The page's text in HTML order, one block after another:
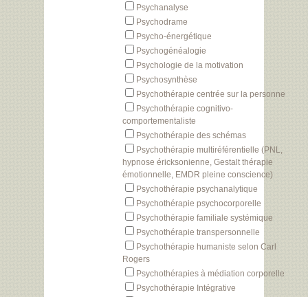
Psychanalyse
Psychodrame
Psycho-énergétique
Psychogénéalogie
Psychologie de la motivation
Psychosynthèse
Psychothérapie centrée sur la personne
Psychothérapie cognitivo-
comportementaliste
Psychothérapie des schémas
Psychothérapie multiréférentielle (PNL,
hypnose éricksonienne, Gestalt thérapie
émotionnelle, EMDR pleine conscience)
Psychothérapie psychanalytique
Psychothérapie psychocorporelle
Psychothérapie familiale systémique
Psychothérapie transpersonnelle
Psychothérapie humaniste selon Carl
Rogers
Psychothérapies à médiation corporelle
Psychothérapie Intégrative